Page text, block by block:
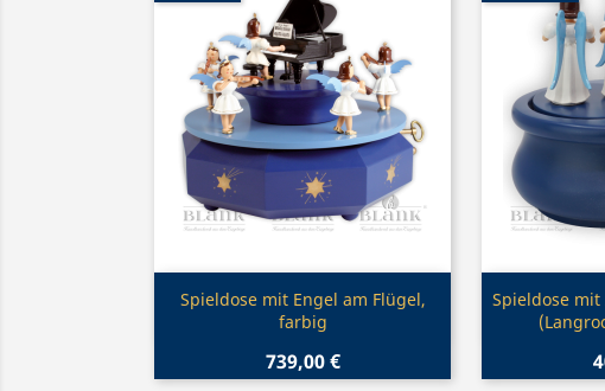
Vorschau
Spieldose mit Engel am Flügel,
farbig
739,00 €

Spieldose